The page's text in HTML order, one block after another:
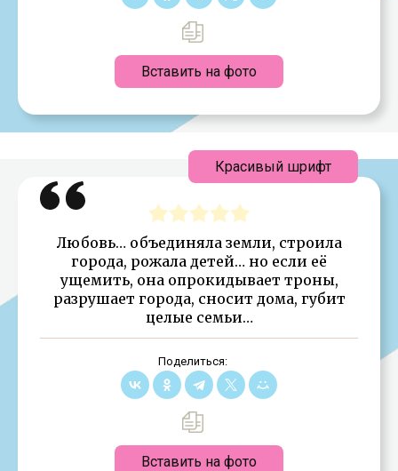
Вставить на фото
Любовь… объединяла земли, строила
города, рожала детей… но если её
ущемить, она опрокидывает троны,
разрушает города, сносит дома, губит
целые семьи…
Поделиться:
Вставить на фото
Красивый шрифт